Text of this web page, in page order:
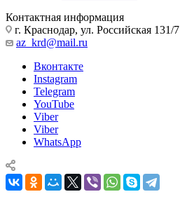
Контактная информация
г. Краснодар, ул. Российская 131/7
az_krd@mail.ru
Вконтакте
Instagram
Telegram
YouTube
Viber
Viber
WhatsApp